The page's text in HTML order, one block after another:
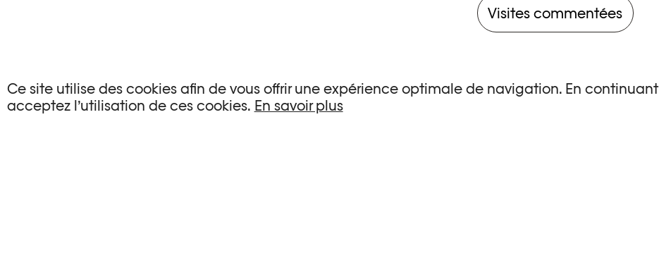
Ce site utilise des cookies afin de vous offrir une expérience optimale de navigation. En
acceptez l’utilisation de ces cookies. En savoir plus
Visites commentées
AUCUN ÉVÉNEMENT